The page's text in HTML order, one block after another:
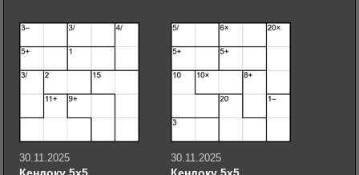
30.11.2025
Кендоку 5х5
30.11.2025
Кендоку 5х5